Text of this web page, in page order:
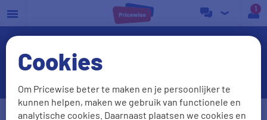
Cookies
Om Pricewise beter te maken en je persoonlijker te
kunnen helpen, maken we gebruik van functionele en
analytische cookies. Daarnaast plaatsen we cookies en
a
Zonne-energie
Postcode Huisnr. + Toev.